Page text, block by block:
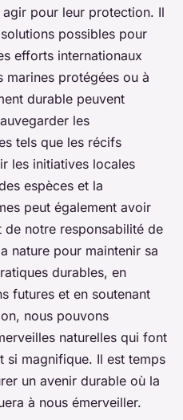
pour leur protection. Il
possibles pour
efforts internationaux
marines protégées ou à
durable peuvent
les
tels que les récifs
les initiatives locales
espèces et la
peut également avoir
notre responsabilité de
nature pour maintenir sa
durables, en
futures et en soutenant
nous pouvons
naturelles qui font
si magnifique. Il est temps
un avenir durable où la
à nous émerveiller.